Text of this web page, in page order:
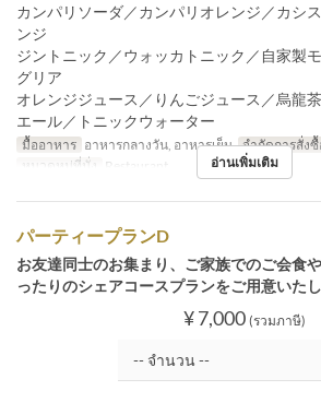
カンパリソーダ／カンパリオレンジ／カシ
ンジ
ジントニック／ウォッカトニック／自家製
グリア
オレンジジュース／りんごジュース／烏龍
エール／トニックウォーター
มื้ออาหาร อาหารกลางวัน, อาหารเย็น จำกัดการสั่งซื้
หมวดหมู่ที่นั่ง
Restaurant อ่านเพิ่มเติม
パーティープランD
お友達同士のお集まり、ご家族でのご会食
ったりのシェアコースプランをご用意いたし
¥ 7,000 (รวมภาษี)